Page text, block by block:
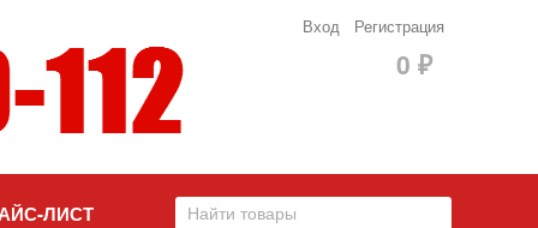
Вход Регистрация
0 ₽
ЛИСТ